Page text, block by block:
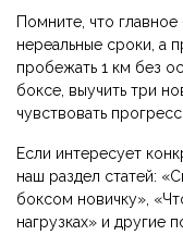
Помните, что
нереальные сроки, а
пробежать 1 км без
боксе, выучить три
чувствовать
Если интересует
наш раздел статей:
боксом новичку»,
нагрузках» и другие